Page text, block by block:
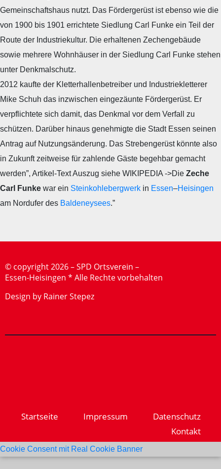
Gemeinschaftshaus nutzt. Das Fördergerüst ist ebenso wie die
von 1900 bis 1901 errichtete Siedlung Carl Funke ein Teil der
Route der Industriekultur. Die erhaltenen Zechengebäude
sowie mehrere Wohnhäuser in der Siedlung Carl Funke stehen
unter Denkmalschutz.
2012 kaufte der Kletterhallenbetreiber und Industriekletterer
Mike Schuh das inzwischen eingezäunte Fördergerüst. Er
verpflichtete sich damit, das Denkmal vor dem Verfall zu
schützen. Darüber hinaus genehmigte die Stadt Essen seinen
Antrag auf Nutzungsänderung. Das Strebengerüst könnte also
in Zukunft zeitweise für zahlende Gäste begehbar gemacht
werden”, Artikel-Text Auszug siehe WIKIPEDIA ->Die Zeche
Carl Funke war ein Steinkohlebergwerk in Essen–Heisingen
am Nordufer des Baldeneysees.”
© copyright 2026 – SPD Ortsverein –
Essen-Heisingen * Alle Rechte vorbehalten
Design by Rainer Stepez
Startseite Impressum
Datenschutz
Kontakt
Cookie Consent mit Real Cookie Banner